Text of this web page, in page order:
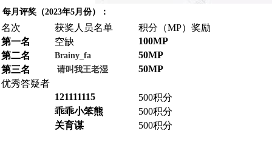
每月评奖（2023年5月份）：
名次 获奖人员名单
积分（MP）奖励
第一名
空缺
100MP
第二名
Brainy_fa
50MP
第三名
请叫我王老湿
50MP
优秀答疑者
121111115
500积分
乖乖小笨熊
500积分
关育谋
500积分